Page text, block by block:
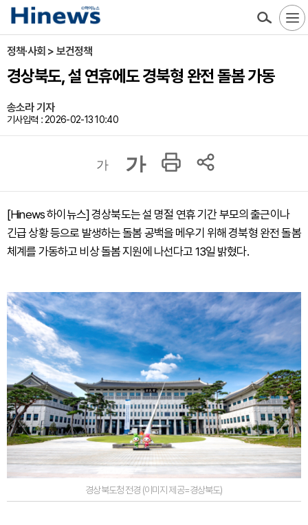
정책·사회 > 보건정책
경상북도, 설 연휴에도 경북형 완전 돌봄 가동
송소라 기자
기사입력 : 2026-02-13 10:40
가 가
[Hinews 하이뉴스] 경상북도는 설 명절 연휴 기간 부모의 출근이나
긴급 상황 등으로 발생하는 돌봄 공백을 메우기 위해 경북형 완전 돌봄
체계를 가동하고 비상 돌봄 지원에 나선다고 13일 밝혔다.
경상북도청 전경 (이미지 제공=경상북도)